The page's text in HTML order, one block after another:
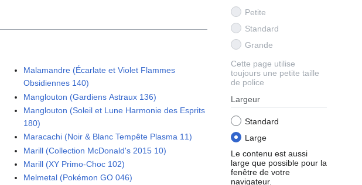
Petite
Standard
Grande
Cette page utilise
toujours une petite taille
de police
Largeur
Standard
Large
Le contenu est aussi
large que possible pour la
fenêtre de votre
navigateur.
Malamandre (Écarlate et Violet Flammes
Obsidiennes 140)
Manglouton (Gardiens Astraux 136)
Manglouton (Soleil et Lune Harmonie des Esprits
180)
Maracachi (Noir & Blanc Tempête Plasma 11)
Marill (Collection McDonald's 2015 10)
Marill (XY Primo-Choc 102)
Melmetal (Pokémon GO 046)